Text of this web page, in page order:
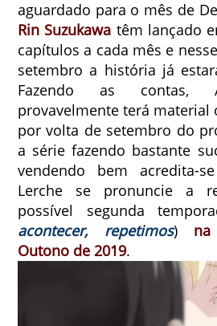
aguardado para o mês de
Rin Suzukawa têm lançado
capítulos a cada mês e
setembro a história já
Fazendo as contas,
provavelmente terá
por volta de setembro do
a série fazendo bastante
vendendo bem acredita-
Lerche se pronuncie a
possível segunda
acontecer, repetimos)
Outono de 2019.